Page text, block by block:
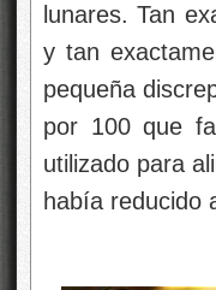
lunares. Tan
y tan
pequeña
por 100 que
utilizado para
había reducido